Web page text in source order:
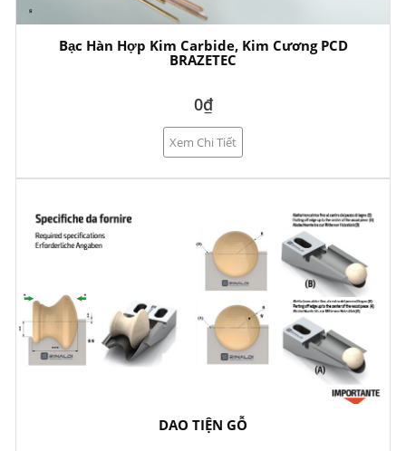
Bạc Hàn Hợp Kim Carbide, Kim Cương PCD
BRAZETEC
0₫
Xem Chi Tiết
DAO TIỆN GỖ